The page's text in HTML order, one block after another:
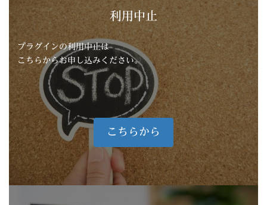
利用中止
プラグインの利用中止は
こちらからお申し込みください。
こちらから